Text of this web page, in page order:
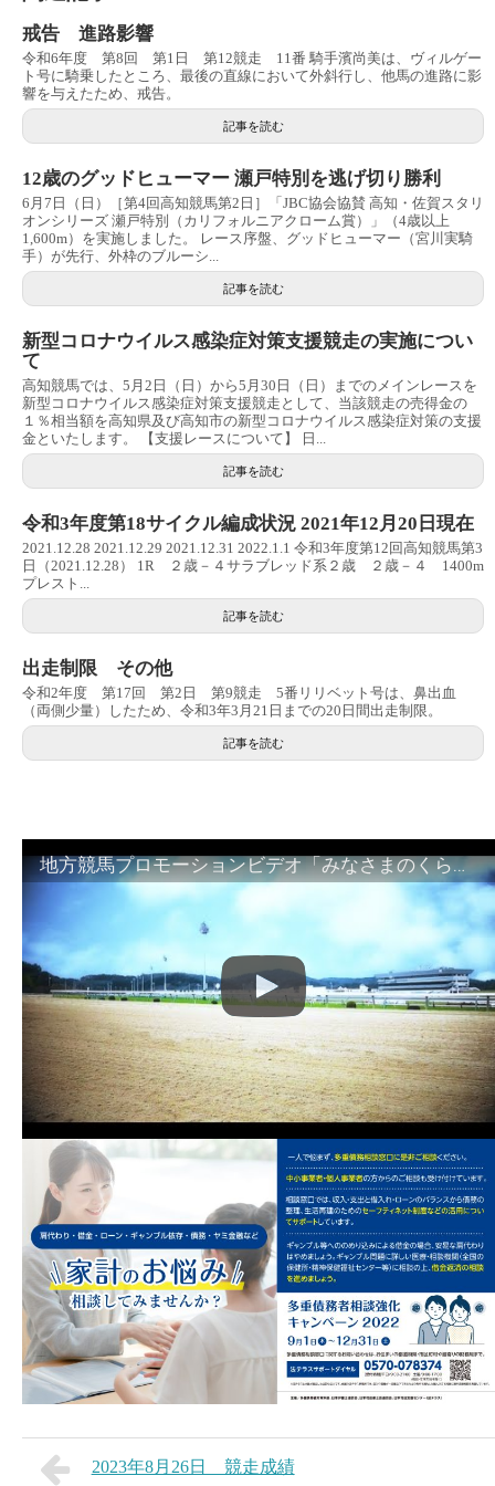
戒告 進路影響
令和6年度 第8回 第1日 第12競走 11番 騎手濱尚美は、ヴィルゲー
ト号に騎乗したところ、最後の直線において外斜行し、他馬の進路に影
響を与えたため、戒告。
記事を読む
12歳のグッドヒューマー 瀬戸特別を逃げ切り勝利
6月7日（日）［第4回高知競馬第2日］「JBC協会協賛 高知・佐賀スタリ
オンシリーズ 瀬戸特別（カリフォルニアクローム賞）」（4歳以上
1,600m）を実施しました。 レース序盤、グッドヒューマー（宮川実騎
手）が先行、外枠のブルーシ...
記事を読む
新型コロナウイルス感染症対策支援競走の実施につい
て
高知競馬では、5月2日（日）から5月30日（日）までのメインレースを
新型コロナウイルス感染症対策支援競走として、当該競走の売得金の
１％相当額を高知県及び高知市の新型コロナウイルス感染症対策の支援
金といたします。 【支援レースについて】 日...
記事を読む
令和3年度第18サイクル編成状況 2021年12月20日現在
2021.12.28 2021.12.29 2021.12.31 2022.1.1 令和3年度第12回高知競馬第3
日（2021.12.28） 1R ２歳－４サラブレッド系２歳 ２歳－４ 1400m
プレスト...
記事を読む
出走制限 その他
令和2年度 第17回 第2日 第9競走 5番リリベット号は、鼻出血
（両側少量）したため、令和3年3月21日までの20日間出走制限。
記事を読む
地方競馬プロモーションビデオ「みなさまのくらしのために」30秒篇｜NAR公式
2023年8月26日 競走成績